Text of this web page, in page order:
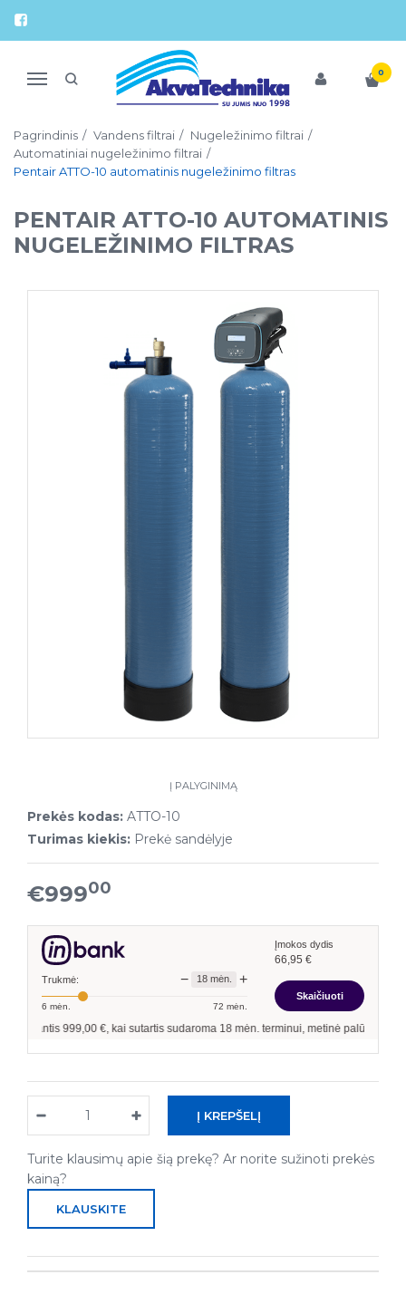
Navigacija
0
Pagrindinis Vandens filtrai
Nugeležinimo filtrai
Automatiniai nugeležinimo filtrai
Pentair ATTO-10 automatinis nugeležinimo filtras
PENTAIR ATTO-10 AUTOMATINIS
NUGELEŽINIMO FILTRAS
Į PALYGINIMĄ
Prekės kodas: ATTO-10
Turimas kiekis: Prekė sandėlyje
€99900
Trukmė: − 18mėn. +
6 mėn. 72 mėn.
Įmokos dydis
66,95 €
Skaičiuoti
999,00€, kai sutartis sudaroma18mėn. terminui, metinė palūkanų norma –
Turite klausimų apie šią prekę? Ar norite sužinoti prekės
kainą?
KLAUSKITE